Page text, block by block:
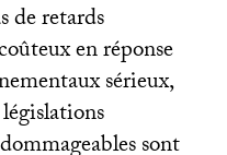
de retards
en réponse
sérieux,
sont